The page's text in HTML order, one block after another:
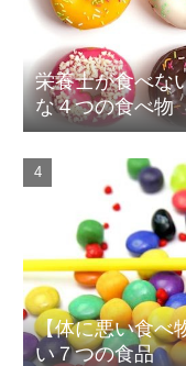
栄養士が食べな
な４つの食べ物
【体に悪い食べ
い７つの食品